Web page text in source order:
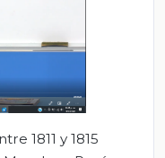
1811 y 1815